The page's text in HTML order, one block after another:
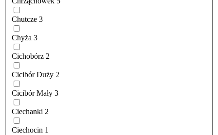
Chutcze 3
Chyża 3
Cichobórz 2
Cicibór Duży 2
Cicibór Mały 3
Ciechanki 2
Ciechocin 1